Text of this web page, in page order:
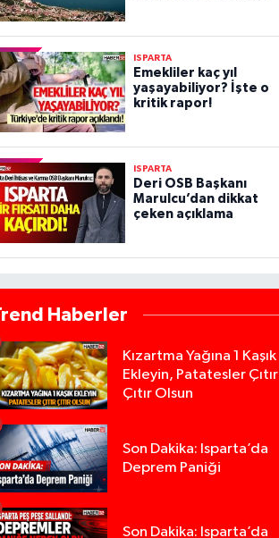
ISPARTA
Emekliler kaç yıl
yaşayabiliyor? İşte o
kritik rapor!
ISPARTA
Deri OSB Başkanı
Marulcu’dan dikkat
çeken açıklama
Haberler
Kızartma Yağına 1 Kaşık
Ekleyin, Patatesler Çıtır
Çıtır Olsun
Son Dakika: Isparta’da
Deprem Paniği
Son Dakika: Isparta’da